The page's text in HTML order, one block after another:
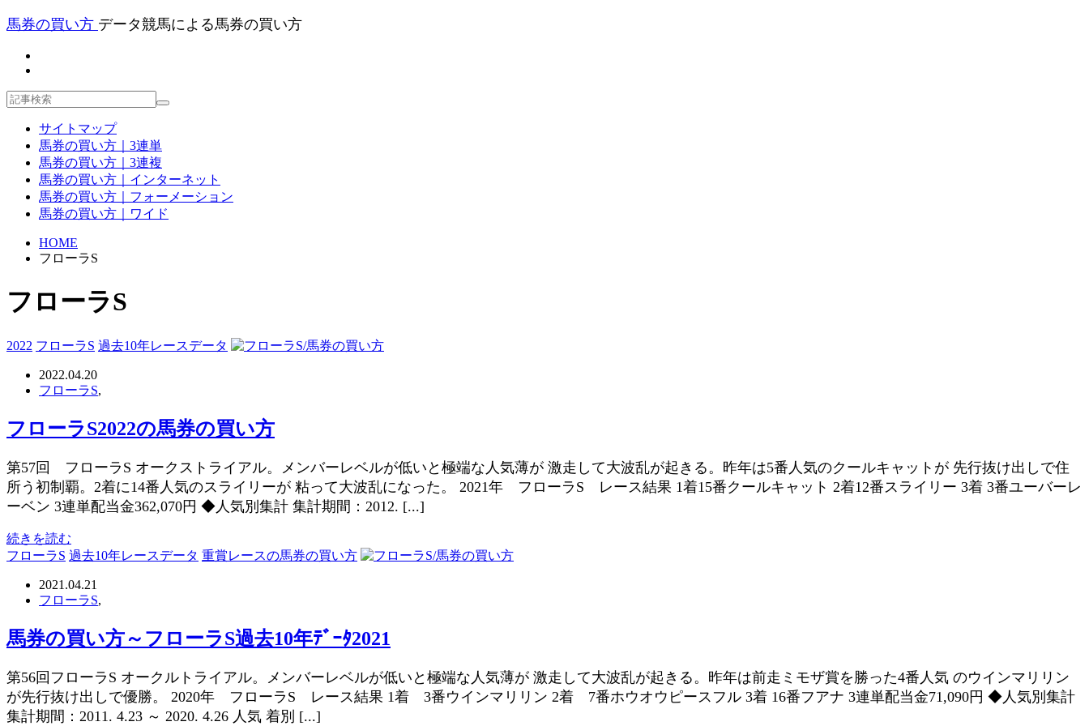
馬券の買い方 データ競馬による馬券の買い方
サイトマップ
馬券の買い方｜3連単
馬券の買い方｜3連複
馬券の買い方｜インターネット
馬券の買い方｜フォーメーション
馬券の買い方｜ワイド
HOME
フローラS
フローラS
2022 フローラS 過去10年レースデータ
2022.04.20
フローラS,
フローラS2022の馬券の買い方
第57回 フローラS オークストライアル。メンバーレベルが低いと極端な人気薄が 激走して大波乱が起きる。昨年は5番人気のクールキャットが 先行抜け出しで住
所う初制覇。2着に14番人気のスライリーが 粘って大波乱になった。 2021年 フローラS レース結果 1着15番クールキャット 2着12番スライリー 3着 3番ユーバーレ
ーベン 3連単配当金362,070円 ◆人気別集計 集計期間：2012. [...]
続きを読む
フローラS 過去10年レースデータ 重賞レースの馬券の買い方
2021.04.21
フローラS,
馬券の買い方～フローラS過去10年ﾃﾞｰﾀ2021
第56回フローラS オークルトライアル。メンバーレベルが低いと極端な人気薄が 激走して大波乱が起きる。昨年は前走ミモザ賞を勝った4番人気 のウインマリリン
が先行抜け出しで優勝。 2020年 フローラS レース結果 1着 3番ウインマリリン 2着 7番ホウオウピースフル 3着 16番フアナ 3連単配当金71,090円 ◆人気別集計
集計期間：2011. 4.23 ～ 2020. 4.26 人気 着別 [...]